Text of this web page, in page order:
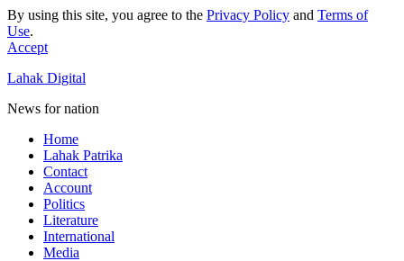
By using this site, you agree to the Privacy Policy and Terms of
Use.
Accept
Lahak Digital
News for nation
Home
Lahak Patrika
Contact
Account
Politics
Literature
International
Media